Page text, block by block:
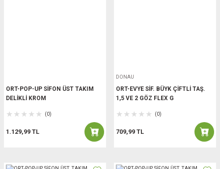
ORT-POP-UP SİFON ÜST TAKIM
DELİKLİ KROM
(0)
1.129,99 TL
DONAU
ORT-EVYE SİF. BÜYK ÇİFTLİ TAŞ.
1,5 VE 2 GÖZ FLEX G
(0)
709,99 TL